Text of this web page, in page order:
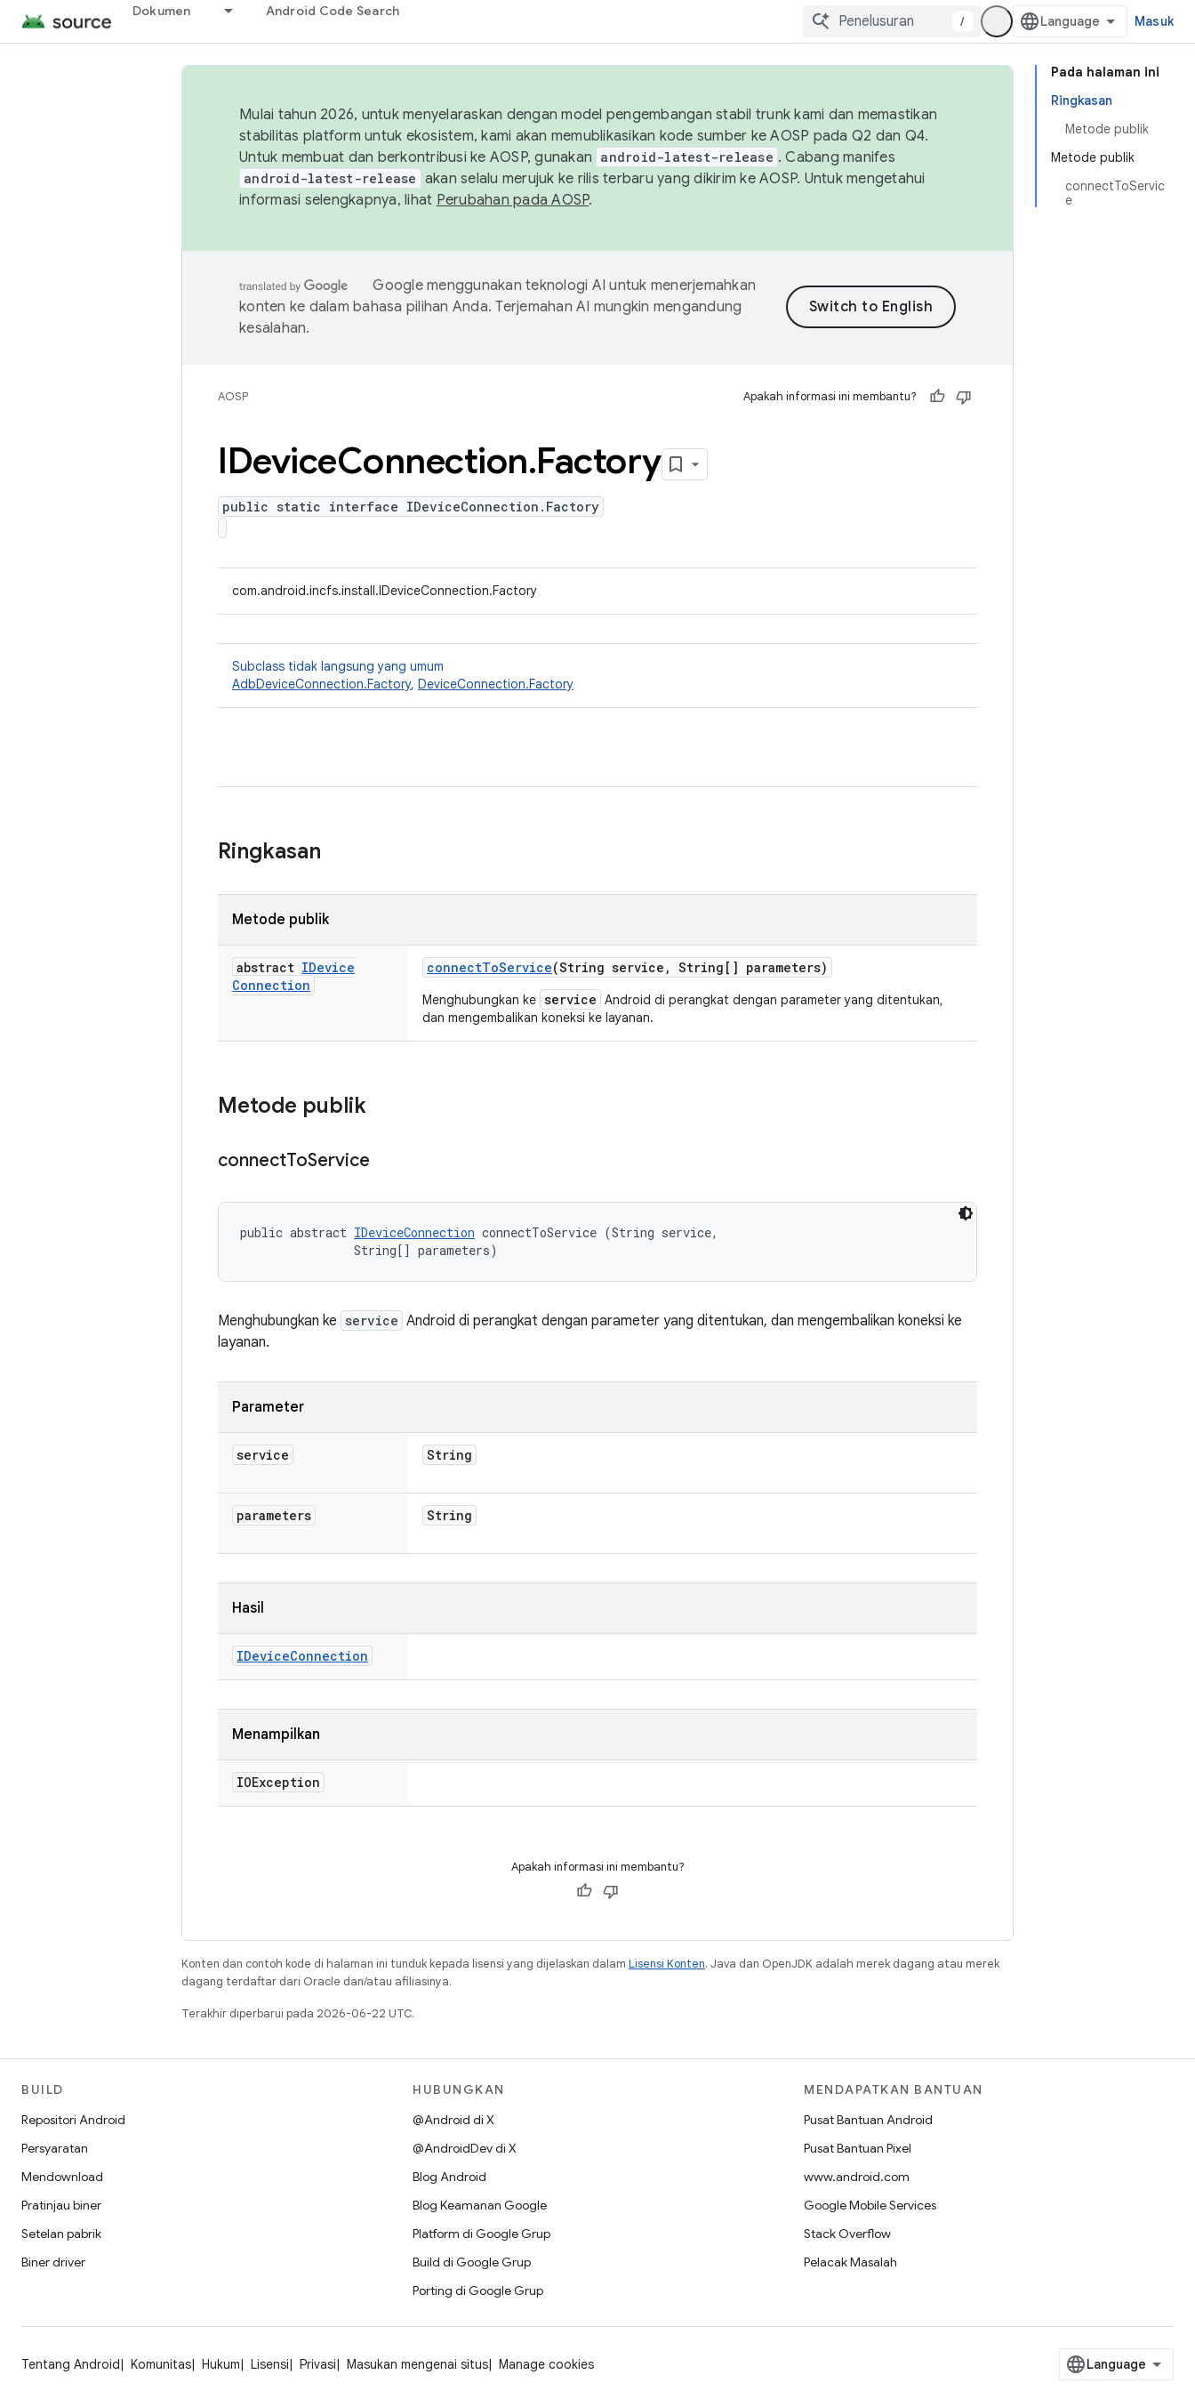
Dokumen Android Code Search
/ Masuk
Pada halaman ini
Ringkasan
Metode publik
Metode publik
connectToServic
e
Mulai tahun 2026, untuk menyelaraskan dengan model pengembangan stabil trunk kami dan memastikan
stabilitas platform untuk ekosistem, kami akan memublikasikan kode sumber ke AOSP pada Q2 dan Q4.
Untuk membuat dan berkontribusi ke AOSP, gunakan android-latest-release . Cabang manifes
android-latest-release akan selalu merujuk ke rilis terbaru yang dikirim ke AOSP. Untuk mengetahui
informasi selengkapnya, lihat Perubahan pada AOSP.
Google menggunakan teknologi AI untuk menerjemahkan
konten ke dalam bahasa pilihan Anda. Terjemahan AI mungkin mengandung
kesalahan.
AOSP Apakah informasi ini membantu?
IDeviceConnection.Factory
public static interface IDeviceConnection.Factory
com.android.incfs.install.IDeviceConnection.Factory
Subclass tidak langsung yang umum
AdbDeviceConnection.Factory, DeviceConnection.Factory
Ringkasan
Metode publik
abstract IDevice
Connection
connectToService(String service , String[] parameters)
Menghubungkan ke service Android di perangkat dengan parameter yang ditentukan,
dan mengembalikan koneksi ke layanan.
Metode publik
connectToService
public abstract IDeviceConnection connectToService (String service,
                String[] parameters)
Menghubungkan ke service Android di perangkat dengan parameter yang ditentukan, dan mengembalikan koneksi ke
layanan.
Parameter
service String
parameters String
Hasil
IDeviceConnection
Menampilkan
IOException
Apakah informasi ini membantu?
Konten dan contoh kode di halaman ini tunduk kepada lisensi yang dijelaskan dalam Lisensi Konten. Java dan OpenJDK adalah merek dagang atau merek
dagang terdaftar dari Oracle dan/atau afiliasinya.
Terakhir diperbarui pada 2026-06-22 UTC.
BUILD
Repositori Android
Persyaratan
Mendownload
Pratinjau biner
Setelan pabrik
Biner driver
HUBUNGKAN
@Android di X
@AndroidDev di X
Blog Android
Blog Keamanan Google
Platform di Google Grup
Build di Google Grup
Porting di Google Grup
MENDAPATKAN BANTUAN
Pusat Bantuan Android
Pusat Bantuan Pixel
www.android.com
Google Mobile Services
Stack Overflow
Pelacak Masalah
Tentang Android Komunitas Hukum Lisensi Privasi Masukan mengenai situs Manage cookies